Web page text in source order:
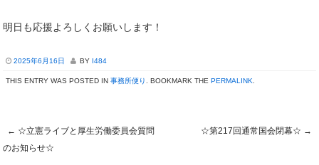
明日も応援よろしくお願いします！
2025年6月16日 BY I484
THIS ENTRY WAS POSTED IN 事務所便り . BOOKMARK THE PERMALINK
Post navigation
← ☆立憲ライブと厚生労働委員会質問
のお知らせ☆
☆第217回通常国会閉幕☆ →